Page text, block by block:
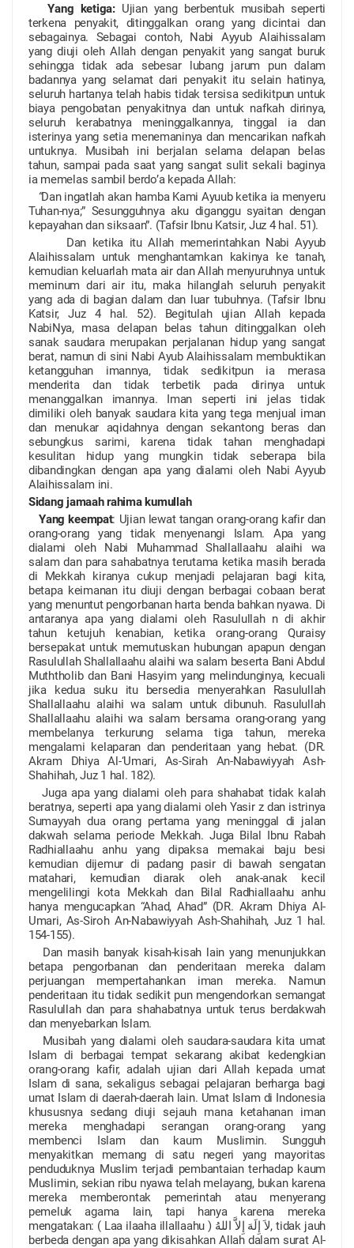
Yang ketiga:Ujian yang berbentuk musibah seperti
terkena penyakit, ditinggalkan orang yang dicintai dan
sebagainya. Sebagai contoh, Nabi Ayyub Alaihissalam
yang diuji oleh Allah dengan penyakit yang sangat buruk
sehingga tidak ada sebesar lubang jarum pun dalam
badannya yang selamat dari penyakit itu selain hatinya,
seluruh hartanya telah habis tidak tersisa sedikitpun untuk
biaya pengobatan penyakitnya dan untuk nafkah dirinya,
seluruh kerabatnya meninggalkannya, tinggal ia dan
isterinya yang setia menemaninya dan mencarikan nafkah
untuknya. Musibah ini berjalan selama delapan belas
tahun, sampai pada saat yang sangat sulit sekali baginya
ia memelas sambil berdo’a kepada Allah:
“Dan ingatlah akan hamba Kami Ayuub ketika ia menyeru
Tuhan-nya;” Sesungguhnya aku diganggu syaitan dengan
kepayahan dan siksaan”. (Tafsir Ibnu Katsir, Juz 4 hal. 51).
Dan ketika itu Allah memerintahkan Nabi Ayyub
Alaihissalam untuk menghantamkan kakinya ke tanah,
kemudian keluarlah mata air dan Allah menyuruhnya untuk
meminum dari air itu, maka hilanglah seluruh penyakit
yang ada di bagian dalam dan luar tubuhnya. (Tafsir Ibnu
Katsir, Juz 4 hal. 52). Begitulah ujian Allah kepada
NabiNya, masa delapan belas tahun ditinggalkan oleh
sanak saudara merupakan perjalanan hidup yang sangat
berat, namun di sini Nabi Ayub Alaihissalam membuktikan
ketangguhan imannya, tidak sedikitpun ia merasa
menderita dan tidak terbetik pada dirinya untuk
menanggalkan imannya. Iman seperti ini jelas tidak
dimiliki oleh banyak saudara kita yang tega menjual iman
dan menukar aqidahnya dengan sekantong beras dan
sebungkus sarimi, karena tidak tahan menghadapi
kesulitan hidup yang mungkin tidak seberapa bila
dibandingkan dengan apa yang dialami oleh Nabi Ayyub
Alaihissalam ini.
Sidang jamaah rahima kumullah
Yang keempat: Ujian lewat tangan orang-orang kafir dan
orang-orang yang tidak menyenangi Islam. Apa yang
dialami oleh Nabi Muhammad Shallallaahu alaihi wa
salam dan para sahabatnya terutama ketika masih berada
di Mekkah kiranya cukup menjadi pelajaran bagi kita,
betapa keimanan itu diuji dengan berbagai cobaan berat
yang menuntut pengorbanan harta benda bahkan nyawa. Di
antaranya apa yang dialami oleh Rasulullah ndi akhir
tahun ketujuh kenabian, ketika orang-orang Quraisy
bersepakat untuk memutuskan hubungan apapun dengan
Rasulullah Shallallaahu alaihi wa salam beserta Bani Abdul
Muththolib dan Bani Hasyim yang melindunginya, kecuali
jika kedua suku itu bersedia menyerahkan Rasulullah
Shallallaahu alaihi wa salam untuk dibunuh. Rasulullah
Shallallaahu alaihi wa salam bersama orang-orang yang
membelanya terkurung selama tiga tahun, mereka
mengalami kelaparan dan penderitaan yang hebat. (DR.
Akram Dhiya Al-‘Umari, As-Sirah An-Nabawiyyah Ash-
Shahihah, Juz 1 hal. 182).
Juga apa yang dialami oleh para shahabat tidak kalah
beratnya, seperti apa yang dialami oleh Yasir zdan istrinya
Sumayyah dua orang pertama yang meninggal di jalan
dakwah selama periode Mekkah. Juga Bilal Ibnu Rabah
Radhiallaahu anhu yang dipaksa memakai baju besi
kemudian dijemur di padang pasir di bawah sengatan
matahari, kemudian diarak oleh anak-anak kecil
mengelilingi kota Mekkah dan Bilal Radhiallaahu anhu
hanya mengucapkan “Ahad, Ahad” (DR. Akram Dhiya Al-
Umari, As-Siroh An-Nabawiyyah Ash-Shahihah, Juz 1 hal.
154-155).
Dan masih banyak kisah-kisah lain yang menunjukkan
betapa pengorbanan dan penderitaan mereka dalam
perjuangan mempertahankan iman mereka. Namun
penderitaan itu tidak sedikit pun mengendorkan semangat
Rasulullah dan para shahabatnya untuk terus berdakwah
dan menyebarkan Islam.
Musibah yang dialami oleh saudara-saudara kita umat
Islam di berbagai tempat sekarang akibat kedengkian
orang-orang kafir, adalah ujian dari Allah kepada umat
Islam di sana, sekaligus sebagai pelajaran berharga bagi
umat Islam di daerah-daerah lain. Umat Islam di Indonesia
khususnya sedang diuji sejauh mana ketahanan iman
mereka menghadapi serangan orang-orang yang
membenci Islam dan kaum Muslimin. Sungguh
menyakitkan memang di satu negeri yang mayoritas
penduduknya Muslim terjadi pembantaian terhadap kaum
Muslimin, sekian ribu nyawa telah melayang, bukan karena
mereka memberontak pemerintah atau menyerang
pemeluk agama lain, tapi hanya karena mereka
mengatakan: ( Laa ilaaha illallaahu ) لاَ إِلَهَ إِلاَّ اللهُ, tidak jauh
berbeda dengan apa yang dikisahkan Allah dalam surat Al-